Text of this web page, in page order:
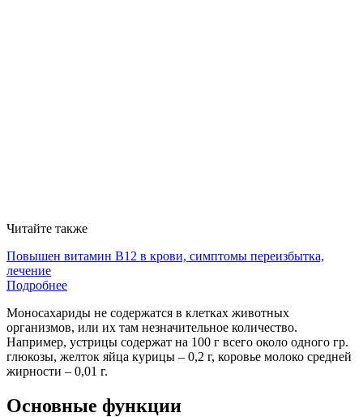
Читайте также
Повышен витамин В12 в крови, симптомы переизбытка,
лечение
Подробнее
Моносахариды не содержатся в клетках животных
организмов, или их там незначительное количество.
Например, устрицы содержат на 100 г всего около одного гр.
глюкозы, желток яйца курицы – 0,2 г, коровье молоко средней
жирности – 0,01 г.
Основные функции